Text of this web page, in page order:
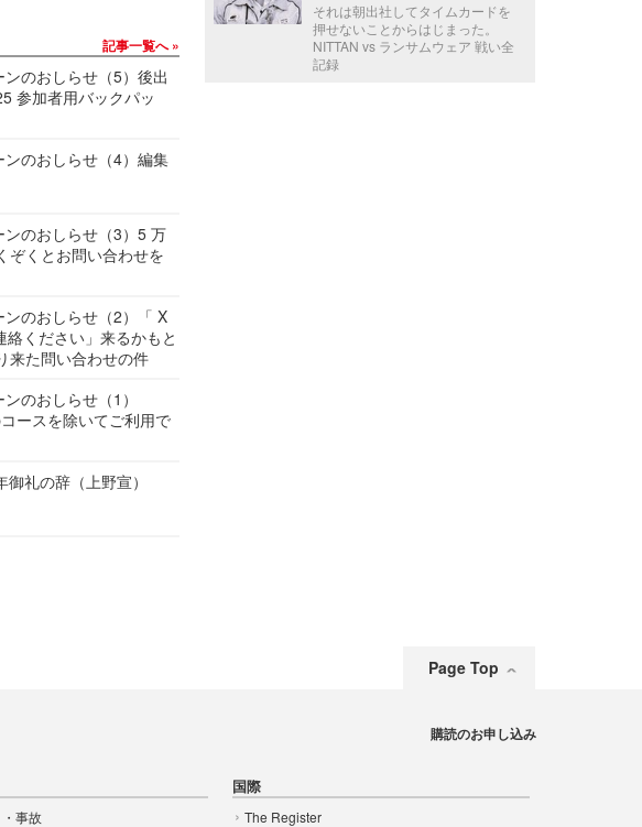
記事一覧へ
のおしらせ（5）後出
参加者用バックパッ
のおしらせ（4）編集
のおしらせ（3）5 万
ぞくとお問い合わせを
のおしらせ（2）「 X
ください」来るかもと
来た問い合わせの件
のおしらせ（1）
ースを除いてご利用で
礼の辞（上野宣）
それは朝出社してタイムカードを
押せないことからはじまった。
NITTAN vs ランサムウェア 戦い全
記録
Page Top
事故
国際
The Register
購読のお申し込み